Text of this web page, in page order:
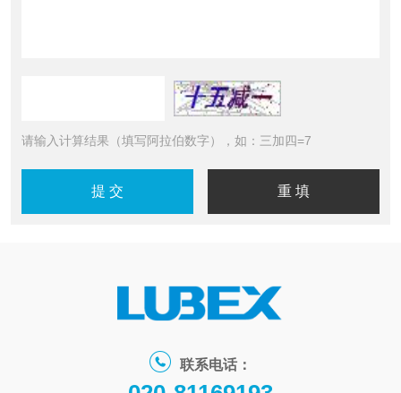
请输入计算结果（填写阿拉伯数字），如：三加四=7
联系电话：